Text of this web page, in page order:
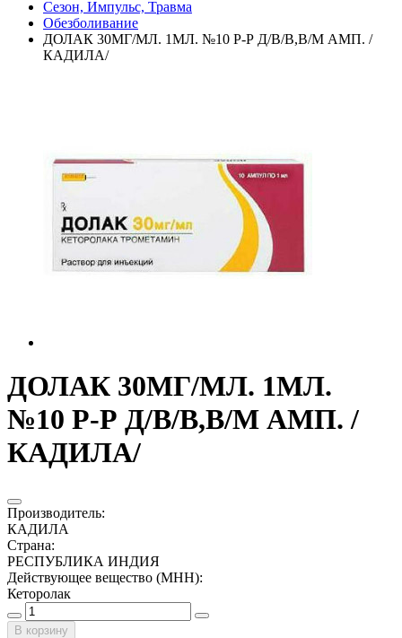
Сезон, Импульс, Травма
Обезболивание
ДОЛАК 30МГ/МЛ. 1МЛ. №10 Р-Р Д/В/В,В/М АМП. /
КАДИЛА/
ДОЛАК 30МГ/МЛ. 1МЛ.
№10 Р-Р Д/В/В,В/М АМП. /
КАДИЛА/
Производитель:
КАДИЛА
Страна:
РЕСПУБЛИКА ИНДИЯ
Действующее вещество (МНН):
Кеторолак
В корзину